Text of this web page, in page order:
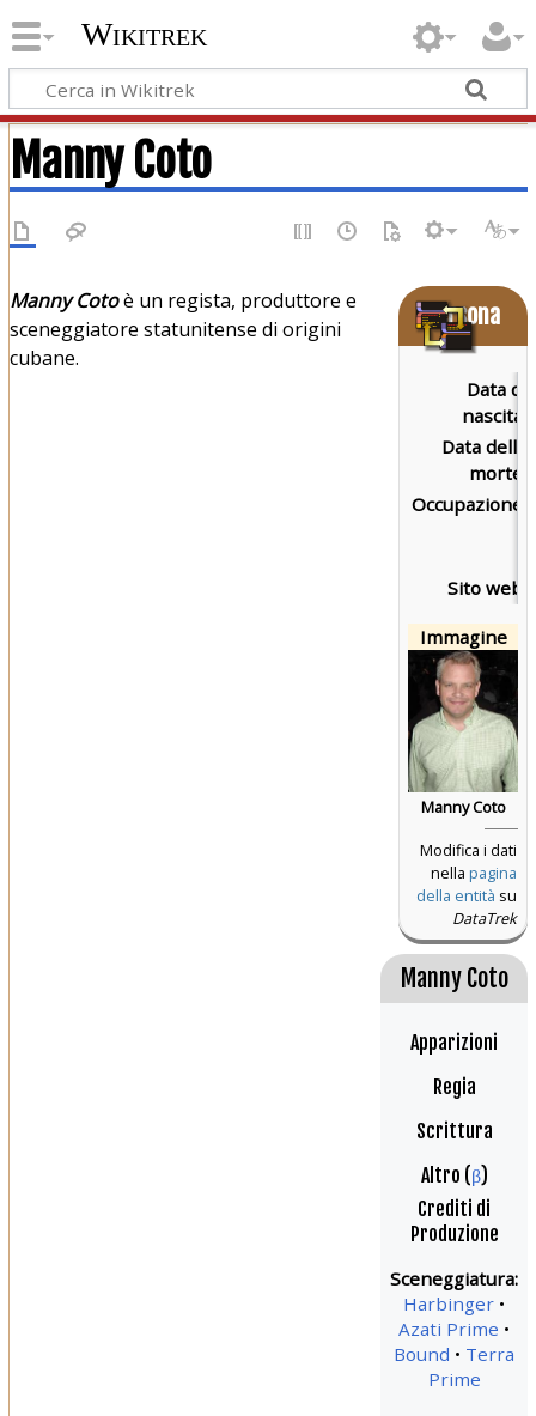
Wikitrek
Manny Coto
Persona
Data di
nascita:
Data della
morte:
Occupazione:
Sito web:
Immagine
Manny Coto
Modifica i dati
nella pagina
della entità su
DataTrek
Manny Coto
Apparizioni
Regia
Scrittura
Altro (β)
Crediti di
Produzione
Sceneggiatura:
Harbinger
Azati Prime
Bound
Terra
Prime
Manny Cotoè un regista, produttore e
sceneggiatore statunitense di origini
cubane.